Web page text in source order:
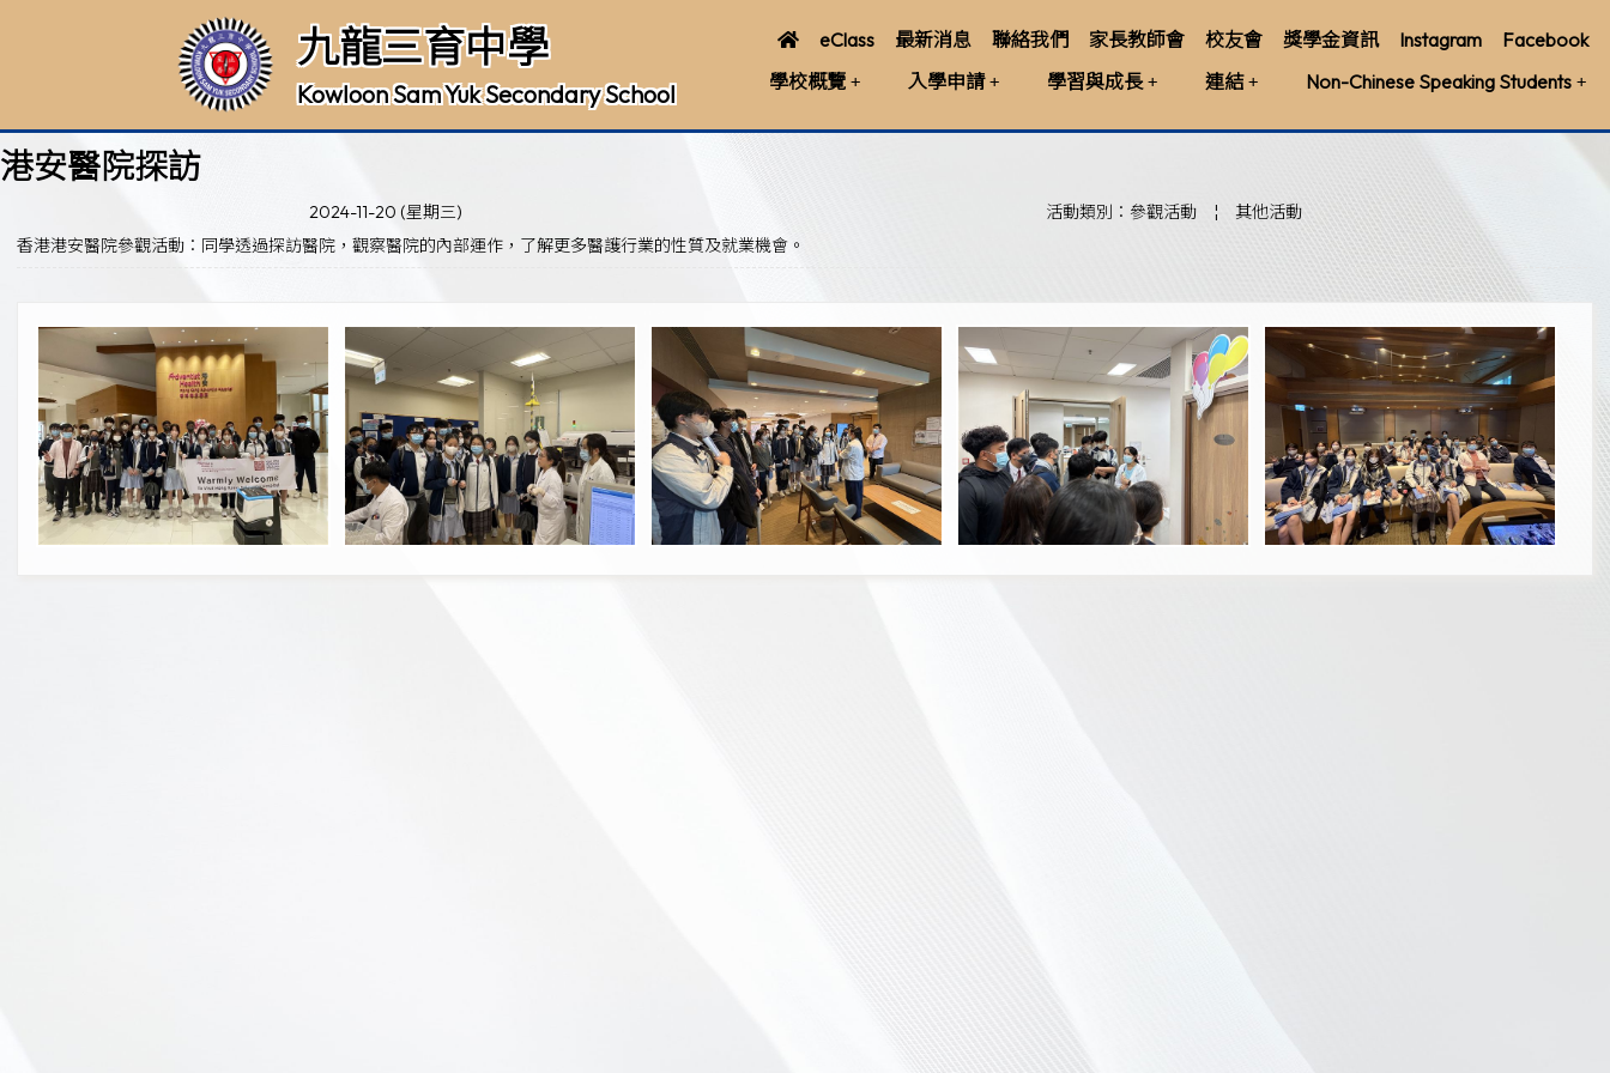
九龍三育中學
Kowloon Sam Yuk Secondary School
eClass 最新消息 聯絡我們 家長教師會 校友會 獎學金資訊 Instagram
Facebook
學校概覽
入學申請 學習與成長 連結 Non-Chinese Speaking Students
港安醫院探訪
2024-11-20 (星期三) 活動類別：參觀活動 ¦
其他活動
香港港安醫院參觀活動：同學透過探訪醫院，觀察醫院的內部運作，了解更多醫護行業的性質及就業機會。